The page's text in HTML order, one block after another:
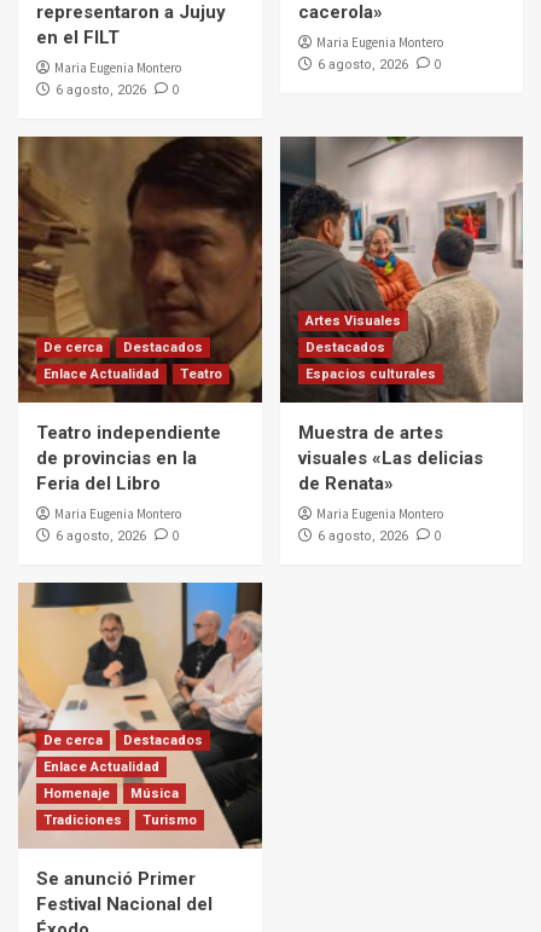
representaron a Jujuy
en el FILT
Maria Eugenia Montero
6 agosto, 2026 0
cacerola»
Maria Eugenia Montero
6 agosto, 2026 0
De cerca
Destacados
Enlace Actualidad
Teatro
Teatro independiente
de provincias en la
Feria del Libro
Maria Eugenia Montero
6 agosto, 2026 0
Artes Visuales
Destacados
Espacios culturales
Muestra de artes
visuales «Las delicias
de Renata»
Maria Eugenia Montero
6 agosto, 2026 0
De cerca
Destacados
Enlace Actualidad
Homenaje
Música
Tradiciones
Turismo
Se anunció Primer
Festival Nacional del